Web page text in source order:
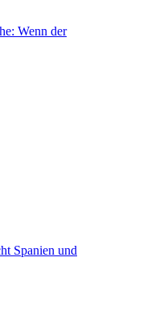
Wenn der
Spanien und